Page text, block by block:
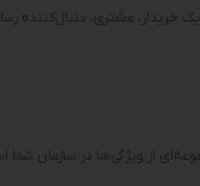
مشتری، دنبال‌کننده
از ویژگی‌ها در سازمان